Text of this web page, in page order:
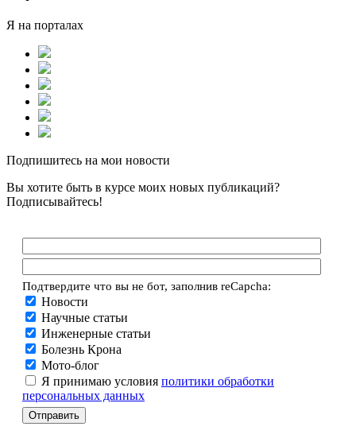
Я на порталах
Подпишитесь на мои новости
Вы хотите быть в курсе моих новых публикаций?
Подписывайтесь!
Подтвердите что вы не бот, заполнив reCapcha:
Новости
Научные статьи
Инженерные статьи
Болезнь Крона
Мото-блог
Я принимаю условия политики обработки
персональных данных